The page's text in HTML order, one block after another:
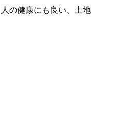
の健康にも良い、土地